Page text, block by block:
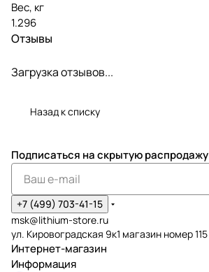
Вес, кг
1.296
Отзывы
Загрузка отзывов...
Назад к списку
Подписаться на скрытую распродажу
+7 (499) 703-41-15
msk@lithium-store.ru
ул. Кировоградская 9к1 магазин номер 115
Интернет-магазин
Информация